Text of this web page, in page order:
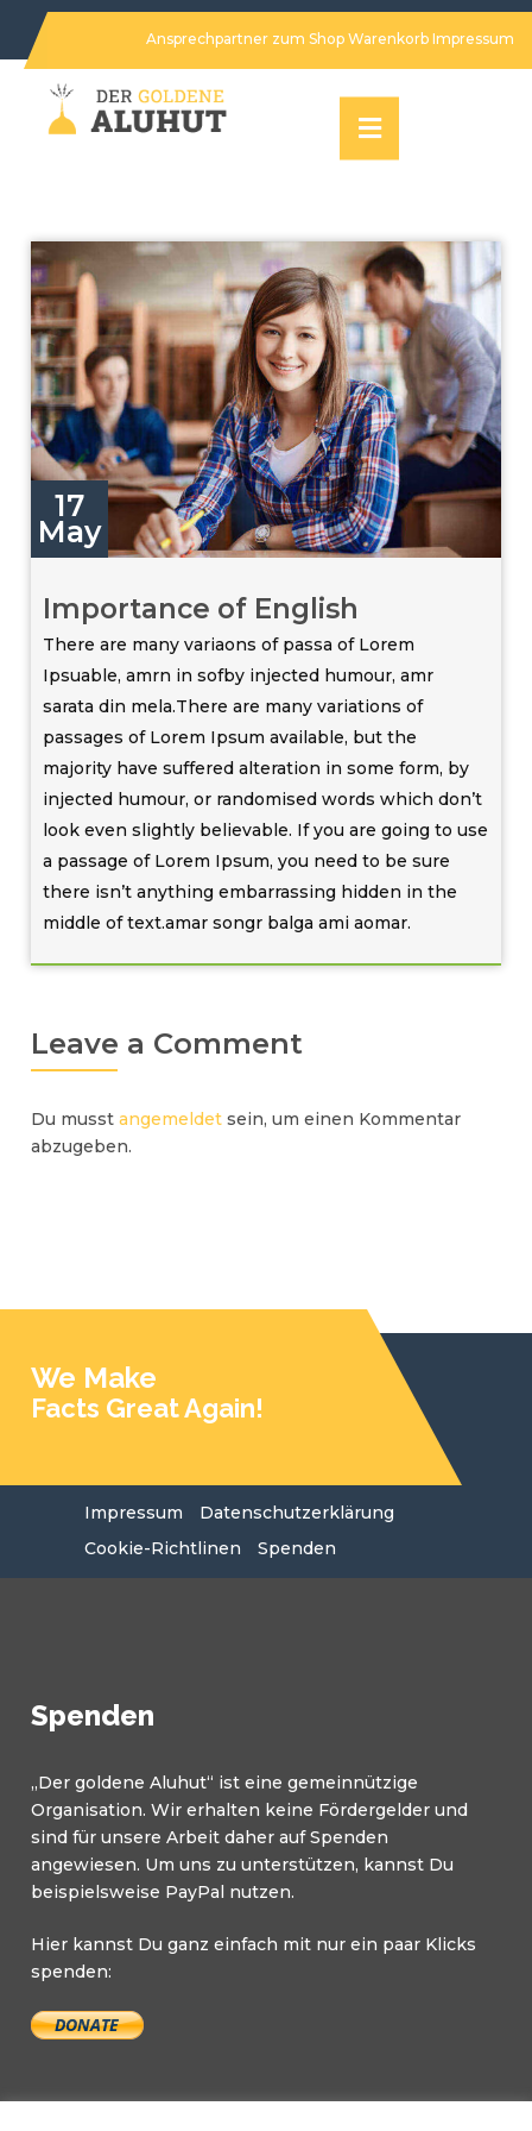
Ansprechpartner zum Shop Warenkorb Impressum
17
May
Importance of English
There are many variaons of passa of Lorem
Ipsuable, amrn in sofby injected humour, amr
sarata din mela.There are many variations of
passages of Lorem Ipsum available, but the
majority have suffered alteration in some form, by
injected humour, or randomised words which don’t
look even slightly believable. If you are going to use
a passage of Lorem Ipsum, you need to be sure
there isn’t anything embarrassing hidden in the
middle of text.amar songr balga ami aomar.
Leave a Comment
Du musstangemeldet sein, um einen Kommentar
abzugeben.
We Make
Facts Great Again!
Impressum
Datenschutzerklärung
Cookie-Richtlinen
Spenden
Spenden
„Der goldene Aluhut“ ist eine gemeinnützige
Organisation. Wir erhalten keine Fördergelder und
sind für unsere Arbeit daher auf Spenden
angewiesen. Um uns zu unterstützen, kannst Du
beispielsweise PayPal nutzen.
Hier kannst Du ganz einfach mit nur ein paar Klicks
spenden: